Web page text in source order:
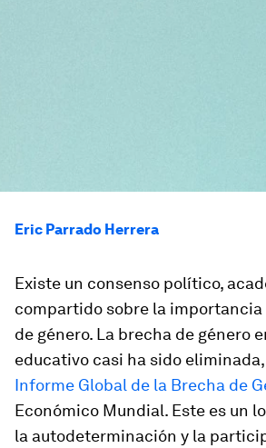
Eric Parrado Herrera
Existe un consenso político,
compartido sobre la importancia
de género. La brecha de género
educativo casi ha sido
Informe Global de la Brecha de
Económico Mundial. Este es un
la autodeterminación y la